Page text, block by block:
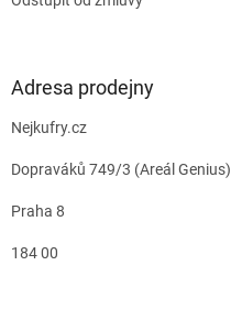
Adresa prodejny
Nejkufry.cz
Dopraváků 749/3 (Areál Genius)
Praha 8
184 00